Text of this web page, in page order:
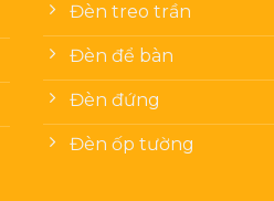
Đèn treo trần
Đèn để bàn
Đèn đứng
Đèn ốp tường